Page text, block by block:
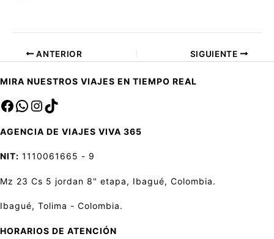
ANTERIOR SIGUIENTE
MIRA NUESTROS VIAJES EN TIEMPO REAL
Facebook
saInstagram
TikTok
AGENCIA DE VIAJES VIVA 365
NIT: 1110061665 - 9
Mz 23 Cs 5 jordan 8" etapa, Ibagué, Colombia.
Ibagué, Tolima - Colombia.
HORARIOS DE ATENCIÓN